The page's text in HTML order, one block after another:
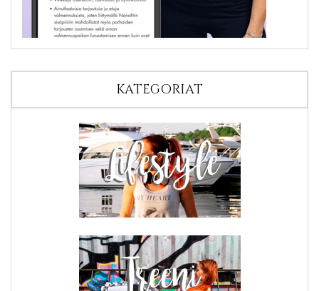
KATEGORIAT